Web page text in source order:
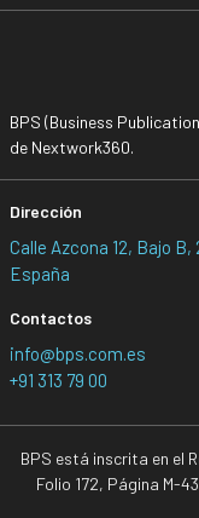
BPS (Business
de Nextwork360.
Dirección
Calle Azcona 12, Bajo B,
España
Contactos
info@bps.com.es
+91 313 79 00
BPS está inscrita en el
Folio 172, Página M-